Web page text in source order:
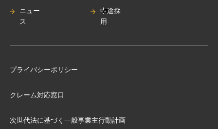
ニュー
ス
中途採
用
プライバシーポリシー
クレーム対応窓口
次世代法に基づく⼀般事業主⾏動計画